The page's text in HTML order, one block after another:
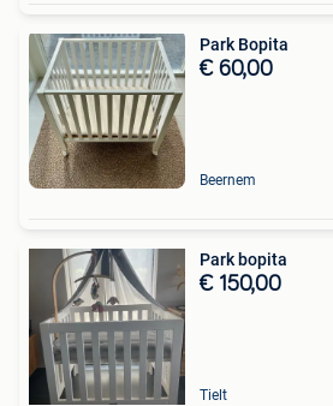
Park Bopita
€ 60,00
Beernem
Park bopita
€ 150,00
Tielt